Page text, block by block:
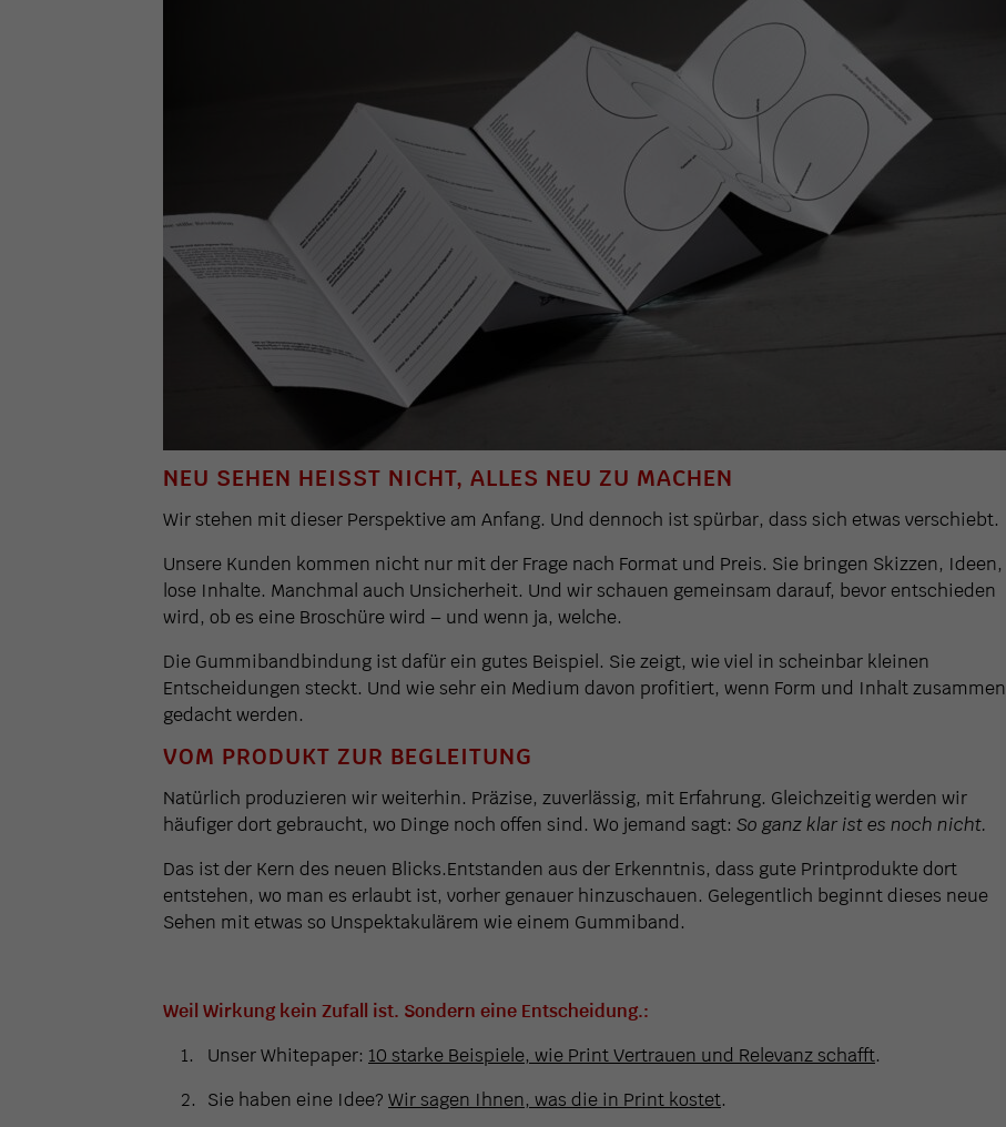
NEU SEHEN HEISST NICHT, ALLES NEU ZU MACHEN
Wir stehen mit dieser Perspektive am Anfang. Und dennoch ist spürbar, dass sich etwas verschiebt.
Unsere Kunden kommen nicht nur mit der Frage nach Format und Preis. Sie bringen Skizzen, Ideen,
lose Inhalte. Manchmal auch Unsicherheit. Und wir schauen gemeinsam darauf, bevor entschieden
wird, ob es eine Broschüre wird – und wenn ja, welche.
Die Gummibandbindung ist dafür ein gutes Beispiel. Sie zeigt, wie viel in scheinbar kleinen
Entscheidungen steckt. Und wie sehr ein Medium davon profitiert, wenn Form und Inhalt zusammen
gedacht werden.
VOM PRODUKT ZUR BEGLEITUNG
Natürlich produzieren wir weiterhin. Präzise, zuverlässig, mit Erfahrung. Gleichzeitig werden wir
häufiger dort gebraucht, wo Dinge noch offen sind. Wo jemand sagt: So ganz klar ist es noch nicht.
Das ist der Kern des neuen Blicks.Entstanden aus der Erkenntnis, dass gute Printprodukte dort
entstehen, wo man es erlaubt ist, vorher genauer hinzuschauen. Gelegentlich beginnt dieses neue
Sehen mit etwas so Unspektakulärem wie einem Gummiband.
Weil Wirkung kein Zufall ist. Sondern eine Entscheidung.:
Unser Whitepaper: 10 starke Beispiele, wie Print Vertrauen und Relevanz schafft.
Sie haben eine Idee? Wir sagen Ihnen, was die in Print kostet.